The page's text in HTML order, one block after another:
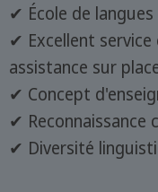
✔ École de
✔ Excellent service
assistance sur
✔ Concept
✔ Reconnaissance
✔ Diversité